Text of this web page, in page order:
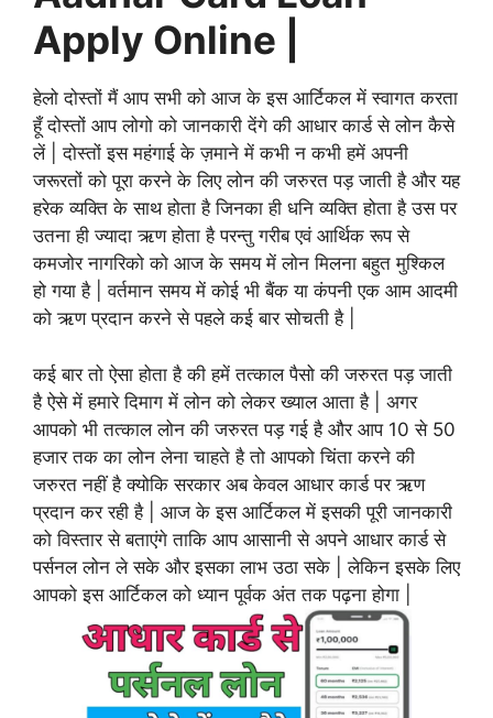
Apply Online |
हेलो दोस्तों मैं आप सभी को आज के इस आर्टिकल में स्वागत करता
हूँ दोस्तों आप लोगो को जानकारी देंगे की आधार कार्ड से लोन कैसे
लें | दोस्तों इस महंगाई के ज़माने में कभी न कभी हमें अपनी
जरूरतों को पूरा करने के लिए लोन की जरुरत पड़ जाती है और यह
हरेक व्यक्ति के साथ होता है जिनका ही धनि व्यक्ति होता है उस पर
उतना ही ज्यादा ऋण होता है परन्तु गरीब एवं आर्थिक रूप से
कमजोर नागरिको को आज के समय में लोन मिलना बहुत मुश्किल
हो गया है | वर्तमान समय में कोई भी बैंक या कंपनी एक आम आदमी
को ऋण प्रदान करने से पहले कई बार सोचती है |
कई बार तो ऐसा होता है की हमें तत्काल पैसो की जरुरत पड़ जाती
है ऐसे में हमारे दिमाग में लोन को लेकर ख्याल आता है | अगर
आपको भी तत्काल लोन की जरुरत पड़ गई है और आप 10 से 50
हजार तक का लोन लेना चाहते है तो आपको चिंता करने की
जरुरत नहीं है क्योकि सरकार अब केवल आधार कार्ड पर ऋण
प्रदान कर रही है | आज के इस आर्टिकल में इसकी पूरी जानकारी
को विस्तार से बताएंगे ताकि आप आसानी से अपने आधार कार्ड से
पर्सनल लोन ले सके और इसका लाभ उठा सके | लेकिन इसके लिए
आपको इस आर्टिकल को ध्यान पूर्वक अंत तक पढ़ना होगा |